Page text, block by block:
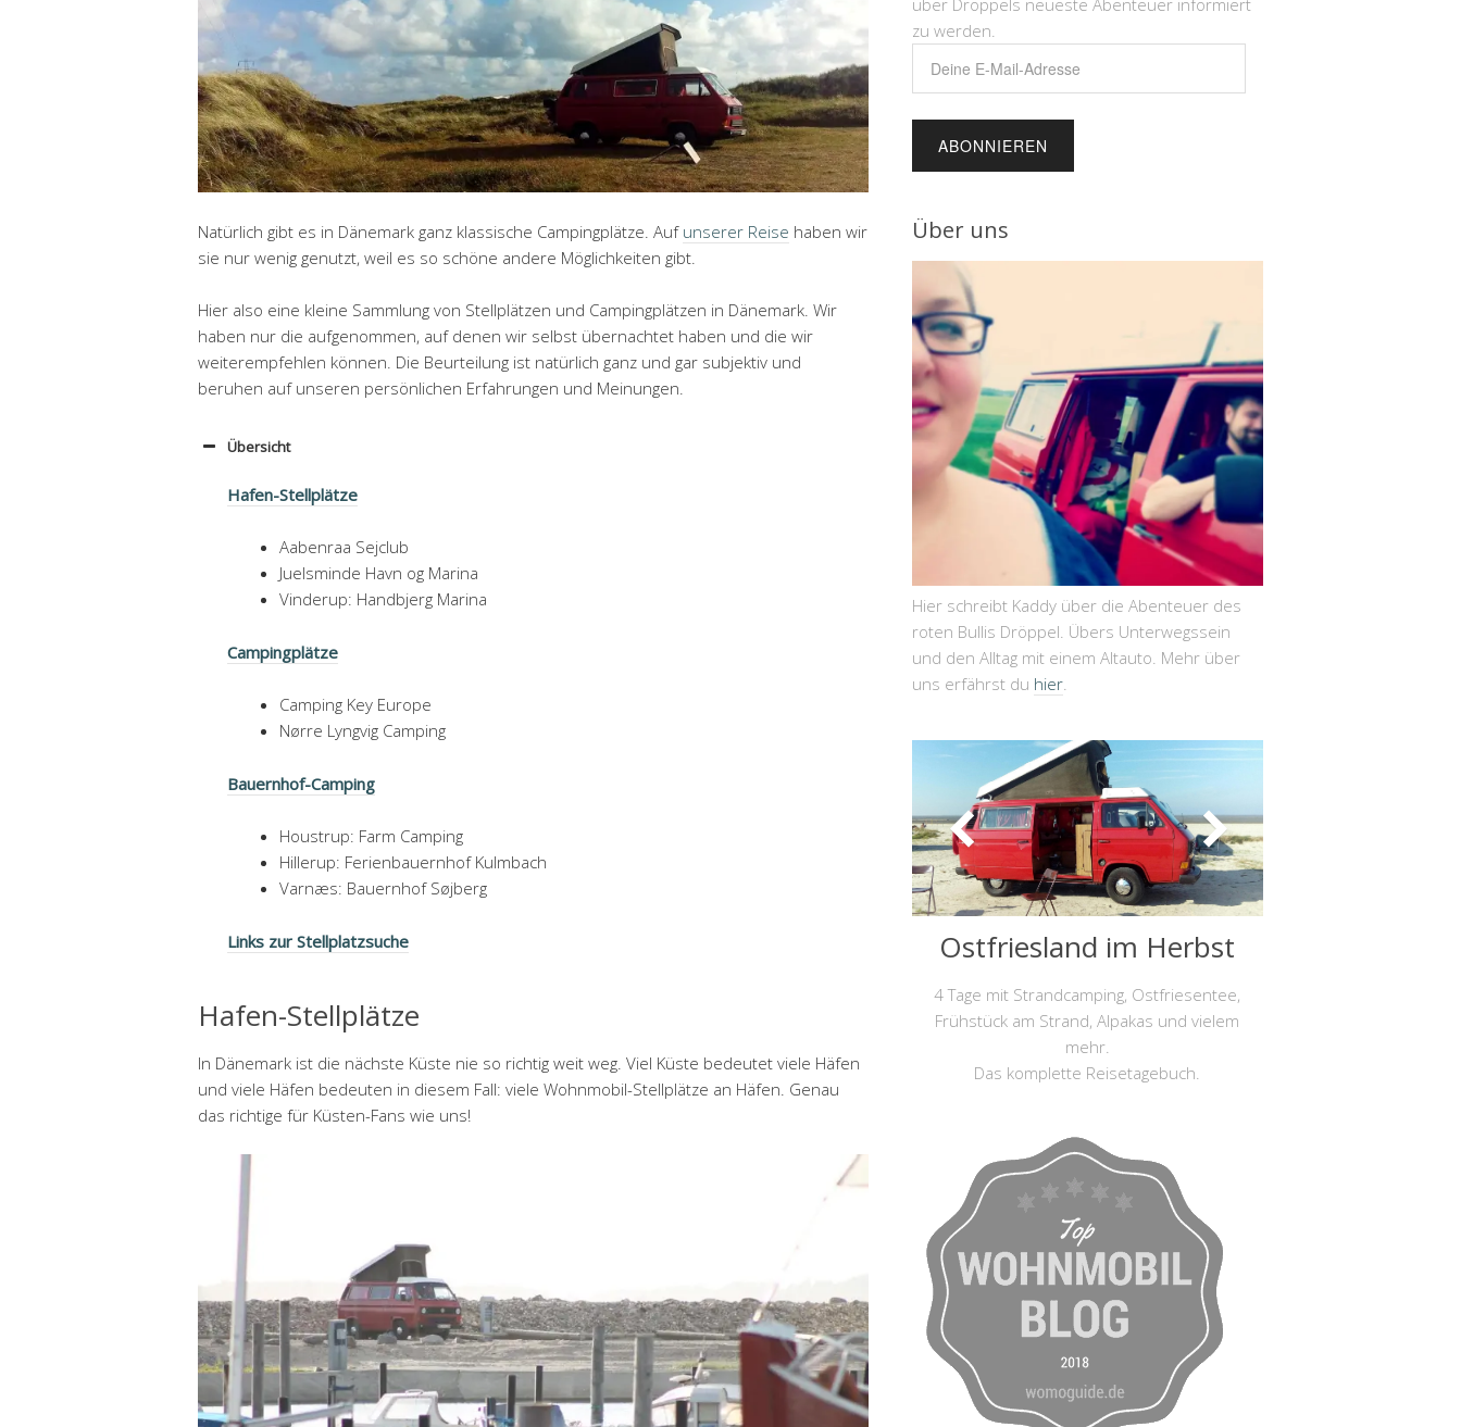
Natürlich gibt es in Dänemark ganz klassische Campingplätze. Auf unserer Reise haben wir
sie nur wenig genutzt, weil es so schöne andere Möglichkeiten gibt.
Hier also eine kleine Sammlung von Stellplätzen und Campingplätzen in Dänemark. Wir
haben nur die aufgenommen, auf denen wir selbst übernachtet haben und die wir
weiterempfehlen können. Die Beurteilung ist natürlich ganz und gar subjektiv und
beruhen auf unseren persönlichen Erfahrungen und Meinungen.
Übersicht
Hafen-Stellplätze
Aabenraa Sejclub
Juelsminde Havn og Marina
Vinderup: Handbjerg Marina
Campingplätze
Camping Key Europe
Nørre Lyngvig Camping
Bauernhof-Camping
Houstrup: Farm Camping
Hillerup: Ferienbauernhof Kulmbach
Varnæs: Bauernhof Søjberg
Links zur Stellplatzsuche
Hafen-Stellplätze
In Dänemark ist die nächste Küste nie so richtig weit weg. Viel Küste bedeutet viele Häfen
und viele Häfen bedeuten in diesem Fall: viele Wohnmobil-Stellplätze an Häfen. Genau
das richtige für Küsten-Fans wie uns!
über Dröppels neueste Abenteuer informiert
zu werden.
Adresse
Über uns
Hier schreibt Kaddy über die Abenteuer des
roten Bullis Dröppel. Übers Unterwegssein
und den Alltag mit einem Altauto. Mehr über
uns erfährst du hier.
Ostfriesland im Herbst
4 Tage mit Strandcamping, Ostfriesentee,
Frühstück am Strand, Alpakas und vielem
mehr.
Das komplette Reisetagebuch.